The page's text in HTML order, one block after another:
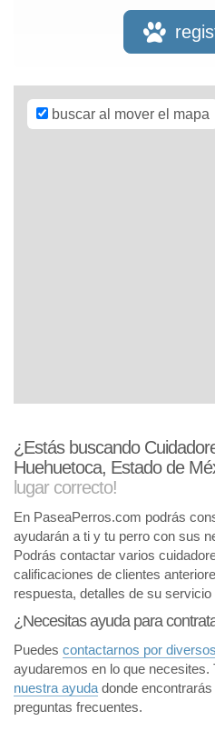
buscar al mover el mapa
¿Estás buscando
Huehuetoca, Estado de
lugar correcto!
En PaseaPerros.com podrás
ayudarán a ti y tu perro con sus
Podrás contactar varios
calificaciones de clientes
respuesta, detalles de su
¿Necesitas ayuda para
Puedes contactarnos por
ayudaremos en lo que necesites.
nuestra ayuda donde
preguntas frecuentes.